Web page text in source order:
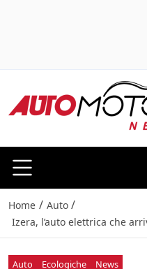
Home / Auto /
Izera, l’auto elettrica che
Auto Ecologiche News